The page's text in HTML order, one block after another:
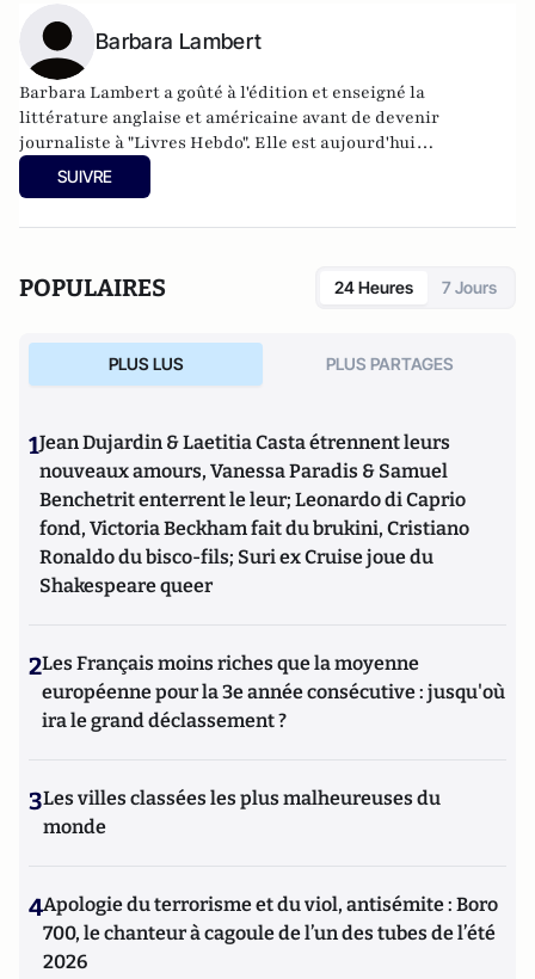
Barbara Lambert
Barbara Lambert a goûté à l'édition et enseigné la
littérature anglaise et américaine avant de devenir
journaliste à "Livres Hebdo". Elle est aujourd'hui
responsable des rubriques société/idées d'Atlantico.fr.
SUIVRE
POPULAIRES 24 Heures 7 Jours
PLUS LUS PLUS PARTAGES
1Jean Dujardin & Laetitia Casta étrennent leurs
nouveaux amours, Vanessa Paradis & Samuel
Benchetrit enterrent le leur; Leonardo di Caprio
fond, Victoria Beckham fait du brukini, Cristiano
Ronaldo du bisco-fils; Suri ex Cruise joue du
Shakespeare queer
2Les Français moins riches que la moyenne
européenne pour la 3e année consécutive : jusqu'où
ira le grand déclassement ?
3Les villes classées les plus malheureuses du
monde
4Apologie du terrorisme et du viol, antisémite : Boro
700, le chanteur à cagoule de l’un des tubes de l’été
2026